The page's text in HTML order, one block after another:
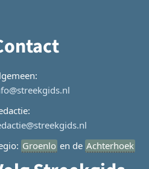
Groenlo en de Achterhoek